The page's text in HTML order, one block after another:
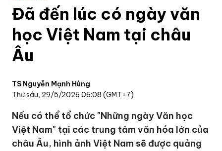
Đã đến lúc có ngày văn
học Việt Nam tại châu
Âu
TS Nguyễn Mạnh Hùng
Thứ sáu, 29/5/2026 06:08 (GMT+7)
Nếu có thể tổ chức "Những ngày Văn học
Việt Nam" tại các trung tâm văn hóa lớn của
châu Âu, hình ảnh Việt Nam sẽ được quảng